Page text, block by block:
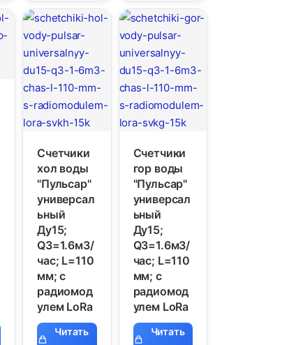
Счетчики
хол воды
"Пульсар"
универсал
ьный
Ду15;
Q3=1.6м3/
час; L=110
мм; с
радиомод
улем LoRa
Читать
Счетчики
гор воды
"Пульсар"
универсал
ьный
Ду15;
Q3=1.6м3/
час; L=110
мм; с
радиомод
улем LoRa
Читать